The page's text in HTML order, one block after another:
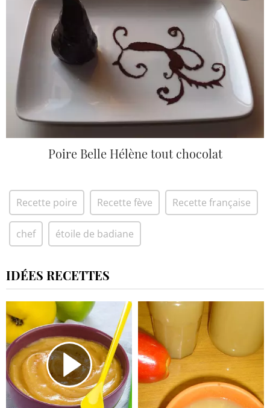
Poire Belle Hélène tout chocolat
Recette poire Recette fève Recette française
chef étoile de badiane
IDÉES RECETTES